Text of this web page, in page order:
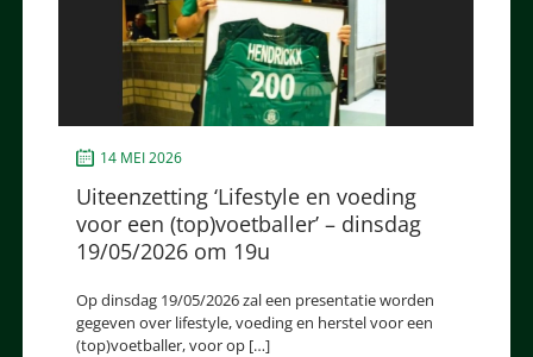
14 MEI 2026
Uiteenzetting ‘Lifestyle en voeding
voor een (top)voetballer’ – dinsdag
19/05/2026 om 19u
Op dinsdag 19/05/2026 zal een presentatie worden
gegeven over lifestyle, voeding en herstel voor een
(top)voetballer, voor op […]